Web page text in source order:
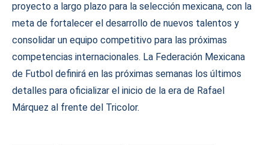
proyecto a largo plazo para la selección mexicana, con la
meta de fortalecer el desarrollo de nuevos talentos y
consolidar un equipo competitivo para las próximas
competencias internacionales. La Federación Mexicana
de Futbol definirá en las próximas semanas los últimos
detalles para oficializar el inicio de la era de Rafael
Márquez al frente del Tricolor.